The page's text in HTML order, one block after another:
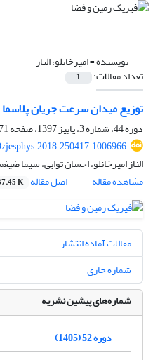
نویسنده =امیرخانلو، الناز
تعداد مقالات: 1
توزیع میدان سرعت جریان
دوره 44، شماره 3، پاییز 1397، صفحه
jesphys.2018.250417.1006966
الناز امیرخانلو، احسان توابی، سیما
مشاهده مقاله
اصل مقاله K
مقالات آماده انتشار
شماره جاری
شماره‌های پیشین نشریه
دوره 52 (1405)